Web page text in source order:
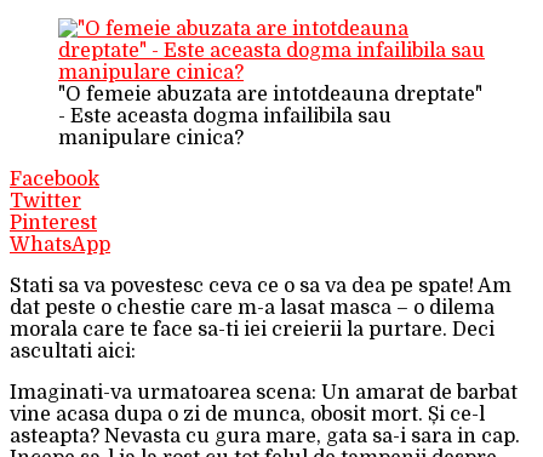
"O femeie abuzata are intotdeauna dreptate"
- Este aceasta dogma infailibila sau
manipulare cinica?
Facebook
Twitter
Pinterest
WhatsApp
Stati sa va povestesc ceva ce o sa va dea pe spate! Am
dat peste o chestie care m-a lasat masca – o dilema
morala care te face sa-ti iei creierii la purtare. Deci
ascultati aici:
Imaginati-va urmatoarea scena: Un amarat de barbat
vine acasa dupa o zi de munca, obosit mort. Și ce-l
asteapta? Nevasta cu gura mare, gata sa-i sara in cap.